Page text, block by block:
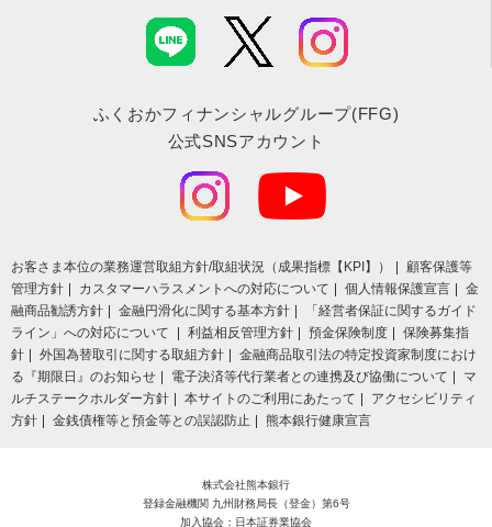
ふくおかフィナンシャルグループ(FFG)
公式SNSアカウント
お客さま本位の業務運営取組⽅針/取組状況（成果指標【KPI】）
顧客保護等
管理方針
カスタマーハラスメントへの対応について 個人情報保護宣言
金
融商品勧誘方針
金融円滑化に関する基本方針
「経営者保証に関するガイド
ライン」への対応について
利益相反管理方針 預金保険制度
保険募集指
針
外国為替取引に関する取組方針
金融商品取引法の特定投資家制度におけ
る『期限日』のお知らせ
電子決済等代行業者との連携及び協働について
マ
ルチステークホルダー方針
本サイトのご利用にあたって
アクセシビリティ
方針
金銭債権等と預金等との誤認防止 熊本銀行健康宣言
株式会社熊本銀行
登録金融機関 九州財務局長（登金）第6号
加入協会：日本証券業協会